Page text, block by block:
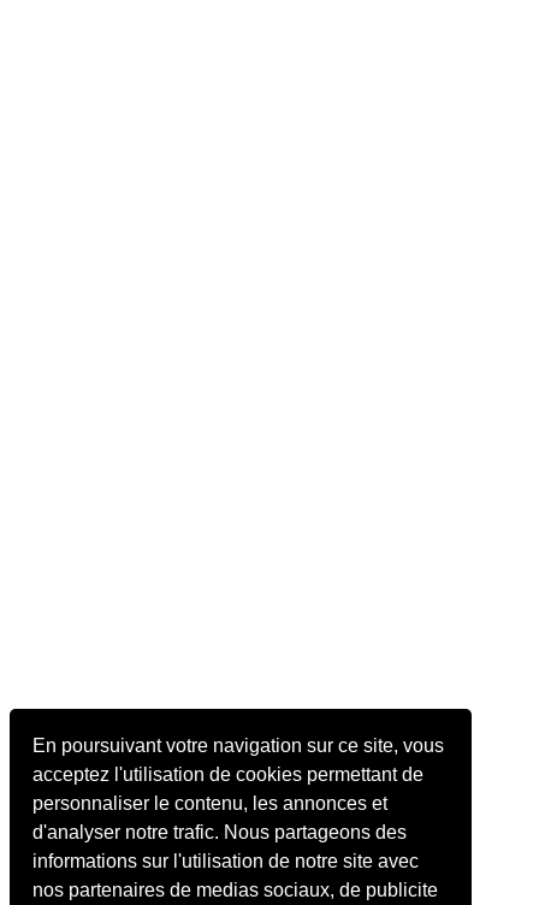
En poursuivant votre navigation sur ce site, vous
acceptez l'utilisation de cookies permettant de
personnaliser le contenu, les annonces et
d'analyser notre trafic. Nous partageons des
informations sur l'utilisation de notre site avec
nos partenaires de medias sociaux, de publicite